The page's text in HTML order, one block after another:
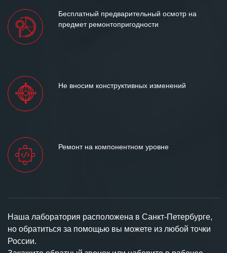
Бесплатный предварительный осмотр на
предмет ремонтопригодности
Не вносим конструктивных изменений
Ремонт на компонентном уровне
Наша лаборатория расположена в Санкт-Петербурге,
но обратиться за помощью вы можете из любой точки
России.